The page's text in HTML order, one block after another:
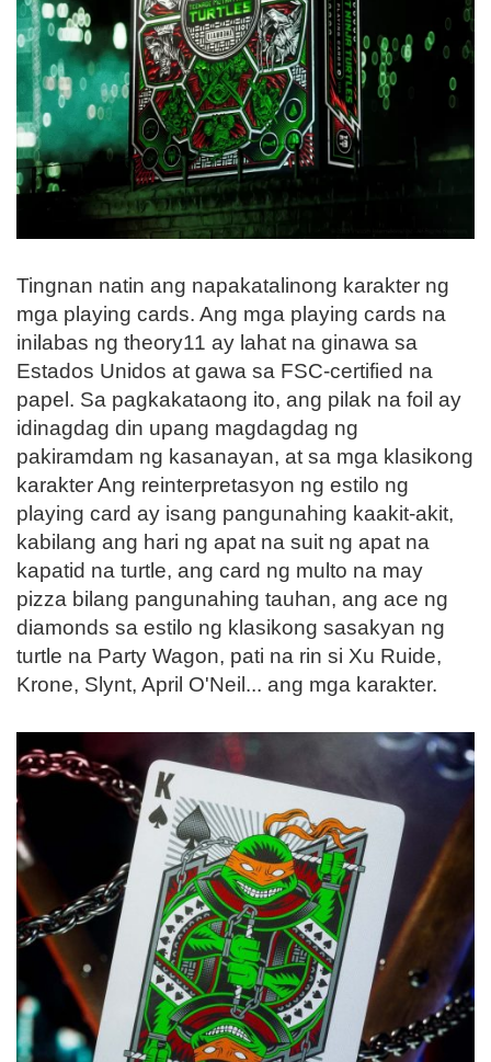
Tingnan natin ang napakatalinong karakter ng
mga playing cards. Ang mga playing cards na
inilabas ng theory11 ay lahat na ginawa sa
Estados Unidos at gawa sa FSC-certified na
papel. Sa pagkakataong ito, ang pilak na foil ay
idinagdag din upang magdagdag ng
pakiramdam ng kasanayan, at sa mga klasikong
karakter Ang reinterpretasyon ng estilo ng
playing card ay isang pangunahing kaakit-akit,
kabilang ang hari ng apat na suit ng apat na
kapatid na turtle, ang card ng multo na may
pizza bilang pangunahing tauhan, ang ace ng
diamonds sa estilo ng klasikong sasakyan ng
turtle na Party Wagon, pati na rin si Xu Ruide,
Krone, Slynt, April O'Neil... ang mga karakter.